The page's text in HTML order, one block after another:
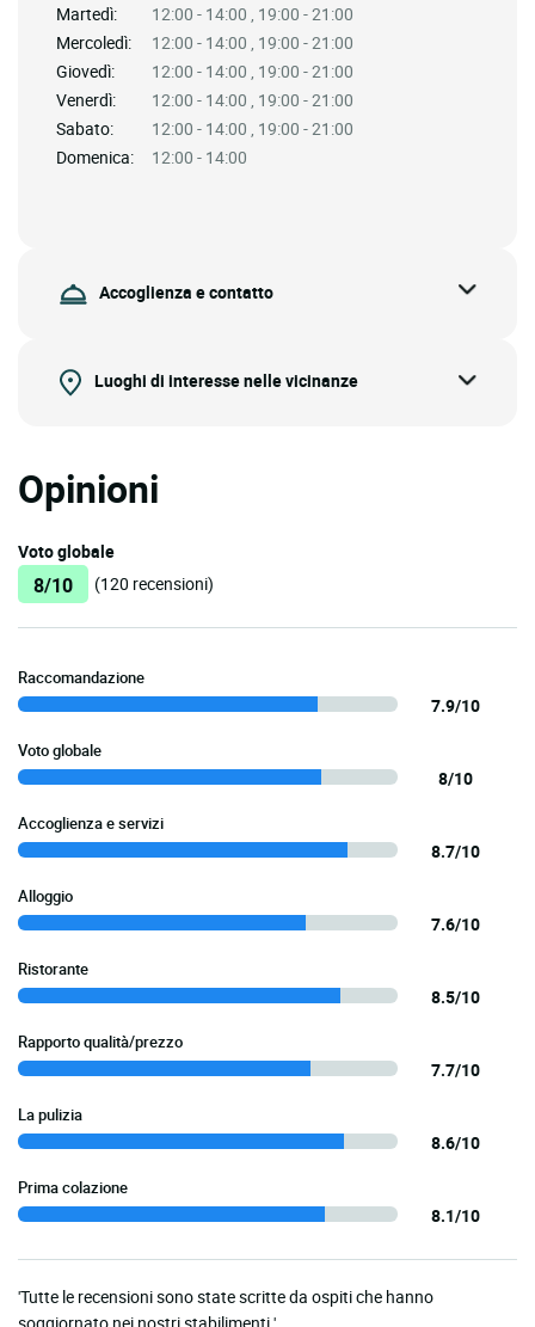
Martedì:
12:00 - 14:00 , 19:00 - 21:00
Mercoledì:
12:00 - 14:00 , 19:00 - 21:00
Giovedì:
12:00 - 14:00 , 19:00 - 21:00
Venerdì:
12:00 - 14:00 , 19:00 - 21:00
Sabato:
12:00 - 14:00 , 19:00 - 21:00
Domenica:
12:00 - 14:00
Accoglienza e contatto
Luoghi di interesse nelle vicinanze
Opinioni
Voto globale
8/10 (120 recensioni)
Raccomandazione
7.9/10
Voto globale
8/10
Accoglienza e servizi
8.7/10
Alloggio
7.6/10
Ristorante
8.5/10
Rapporto qualità/prezzo
7.7/10
La pulizia
8.6/10
Prima colazione
8.1/10
'Tutte le recensioni sono state scritte da ospiti che hanno